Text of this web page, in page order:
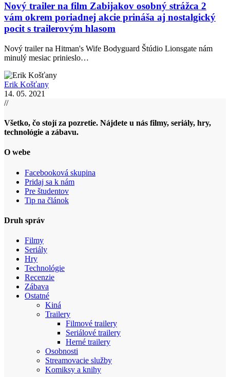
Nový trailer na film Zabijakov osobný strážca 2
vám okrem poriadnej akcie prináša aj nostalgický
pocit s trailerovým hlasom
Nový trailer na Hitman's Wife Bodyguard Štúdio Lionsgate nám
minulý mesiac prinieslo…
Erik Košťany
14. 05. 2021
//
Všetko, čo stojí za pozretie. Nájdete u nás filmy, seriály, hry,
technológie a zábavu.
O webe
Facebooková skupina
Pridaj sa k nám
Pre študentov
Tip na článok
Druh správ
Filmy
Seriály
Hry
Technológie
Recenzie
Zábava
Ostatné
Kiná
Trailery
Filmové trailery
Seriálové trailery
Herné trailery
Osobnosti
Streamovacie služby
Komiksy a knihy